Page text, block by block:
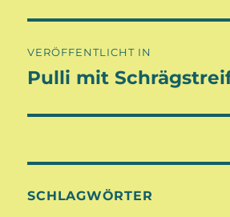
VERÖFFENTLICHT IN
Pulli mit
SCHLAGWÖRTER